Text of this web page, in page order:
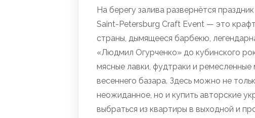
На берегу залива развернётся
Saint-Petersburg Craft Event — это
страны, дымящееся барбекю,
«Людмил Огурченко» до кубинского
мясные лавки, фудтраки и
весеннего базара. Здесь можно не
неожиданное, но и купить авторские
выбраться из квартиры в выходной и